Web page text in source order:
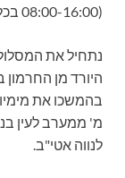
(08:00-16:00 בכל ימות השבוע).
נתחיל את
היורד מן החרמון
מ' ממערב לעין
לנווה אטי"ב.